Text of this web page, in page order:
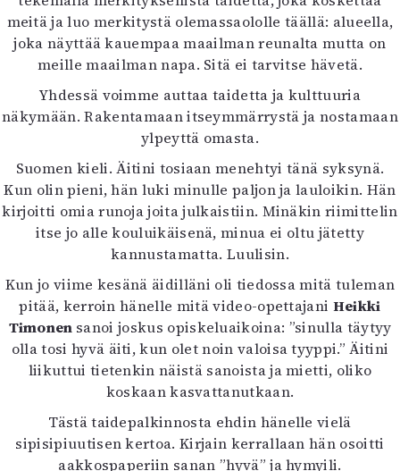
meitä ja luo merkitystä olemassaololle täällä: alueella,
joka näyttää kauempaa maailman reunalta mutta on
meille maailman napa. Sitä ei tarvitse hävetä.
Yhdessä voimme auttaa taidetta ja kulttuuria
näkymään. Rakentamaan itseymmärrystä ja nostamaan
ylpeyttä omasta.
Suomen kieli. Äitini tosiaan menehtyi tänä syksynä.
Kun olin pieni, hän luki minulle paljon ja lauloikin. Hän
kirjoitti omia runoja joita julkaistiin. Minäkin riimittelin
itse jo alle kouluikäisenä, minua ei oltu jätetty
kannustamatta. Luulisin.
Kun jo viime kesänä äidilläni oli tiedossa mitä tuleman
pitää, kerroin hänelle mitä video-opettajani Heikki
Timonen sanoi joskus opiskeluaikoina: ”sinulla täytyy
olla tosi hyvä äiti, kun olet noin valoisa tyyppi.” Äitini
liikuttui tietenkin näistä sanoista ja mietti, oliko
koskaan kasvattanutkaan.
Tästä taidepalkinnosta ehdin hänelle vielä
sipisipiuutisen kertoa. Kirjain kerrallaan hän osoitti
aakkospaperiin sanan ”hyvä” ja hymyili.